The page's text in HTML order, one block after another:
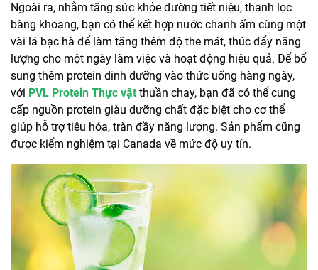
Ngoài ra, nhằm tăng sức khỏe đường tiết niệu, thanh lọc
bàng khoang, bạn có thể kết hợp nước chanh ấm cùng một
vài lá bạc hà để làm tăng thêm độ the mát, thúc đẩy năng
lượng cho một ngày làm việc và hoạt động hiệu quả. Để bổ
sung thêm protein dinh dưỡng vào thức uống hàng ngày,
với PVL Protein Thực vật thuần chay, bạn đã có thể cung
cấp nguồn protein giàu dưỡng chất đặc biệt cho cơ thể
giúp hỗ trợ tiêu hóa, tràn đầy năng lượng. Sản phẩm cũng
được kiểm nghiệm tại Canada về mức độ uy tín.